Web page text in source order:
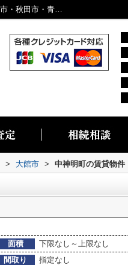
大館市中神明町の物件一覧｜大館市・能代市・秋田市・青森市・弘前市の不動産情報なら株式会社リブエス
> 大館市 > 中神明町の賃貸物件
面積 下限なし～上限なし
間取り
指定なし